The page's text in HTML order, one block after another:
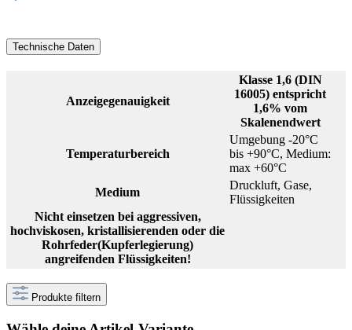
Technische Daten
Anzeigegenauigkeit
Klasse 1,6 (DIN
16005) entspricht
1,6% vom
Skalenendwert
Temperaturbereich
Umgebung -20°C
bis +90°C, Medium:
max +60°C
Medium
Druckluft, Gase,
Flüssigkeiten
Nicht einsetzen bei aggressiven,
hochviskosen, kristallisierenden oder die
Rohrfeder(Kupferlegierung)
angreifenden Flüssigkeiten!
Produkte filtern